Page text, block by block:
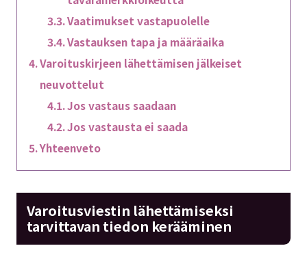
Vaatimukset vastapuolelle
Vastauksen tapa ja määräaika
Varoituskirjeen lähettämisen jälkeiset
neuvottelut
Jos vastaus saadaan
Jos vastausta ei saada
Yhteenveto
Varoitusviestin lähettämiseksi
tarvittavan tiedon kerääminen